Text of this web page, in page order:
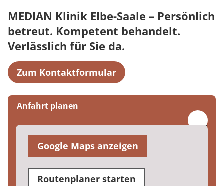
MEDIAN Klinik Elbe-Saale – Persönlich
betreut. Kompetent behandelt.
Verlässlich für Sie da.
Zum Kontaktformular
Anfahrt planen
Google Maps anzeigen
Routenplaner starten